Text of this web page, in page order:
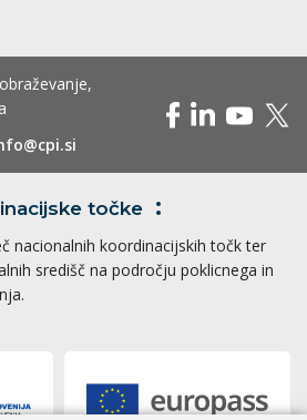
točke
nacionalnih koordinacijskih točk ter
središč na področju poklicnega in